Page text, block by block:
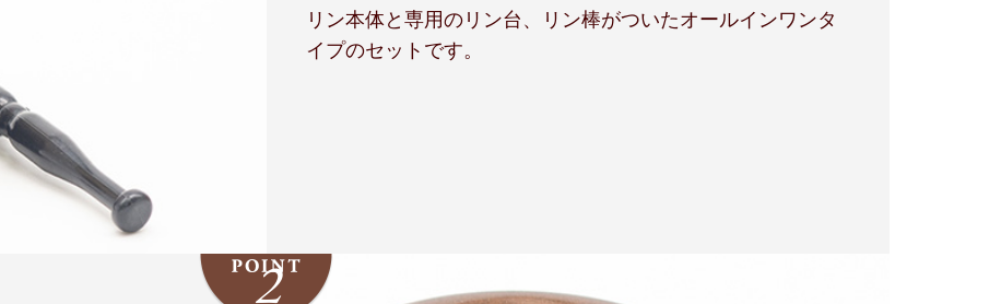
リン本体と専用のリン台、リン棒がついたオールインワンタ
イプのセットです。